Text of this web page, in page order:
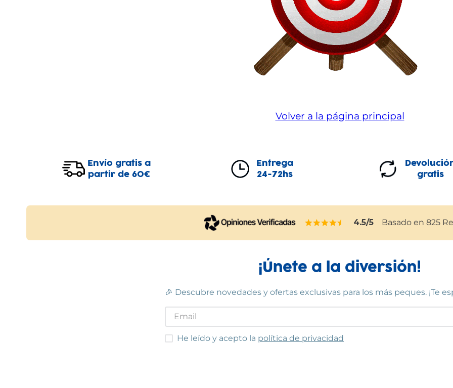
Volver a la página principal
Envío gratis a
partir de 60€
Entrega
24-72hs
gratis
4.5/5 Basado en 825
¡Únete a la diversión!
🎉 Descubre novedades y ofertas exclusivas para los más peques. ¡Te
He leído y acepto las condiciones
He leído y acepto la política de privacidad